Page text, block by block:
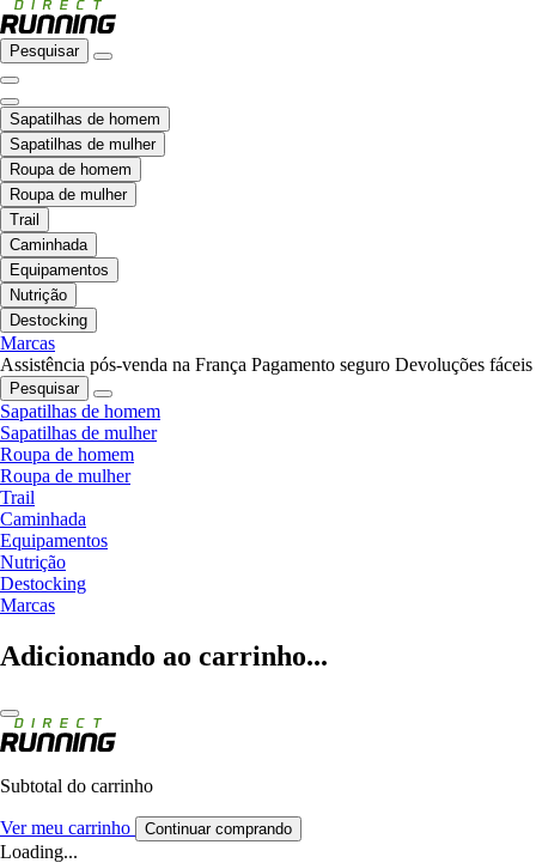
Pesquisar
Sapatilhas de homem
Sapatilhas de mulher
Roupa de homem
Roupa de mulher
Trail
Caminhada
Equipamentos
Nutrição
Destocking
Marcas
Assistência pós-venda na França Pagamento seguro Devoluções fáceis
Pesquisar
Sapatilhas de homem
Sapatilhas de mulher
Roupa de homem
Roupa de mulher
Trail
Caminhada
Equipamentos
Nutrição
Destocking
Marcas
Adicionando ao carrinho...
Subtotal do carrinho
Ver meu carrinho Continuar comprando
Loading...